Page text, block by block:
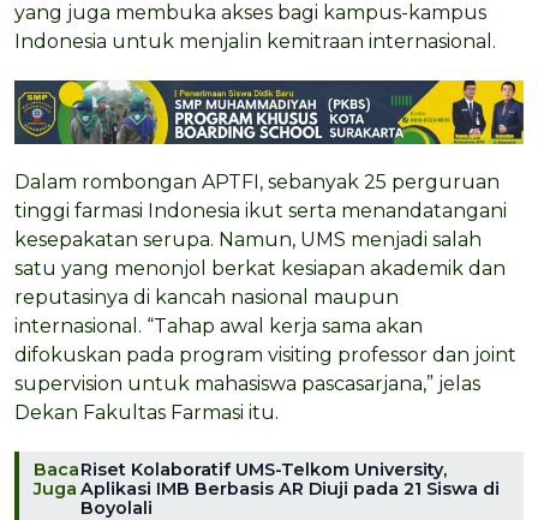
yang juga membuka akses bagi kampus-kampus
Indonesia untuk menjalin kemitraan internasional.
Dalam rombongan APTFI, sebanyak 25 perguruan
tinggi farmasi Indonesia ikut serta menandatangani
kesepakatan serupa. Namun, UMS menjadi salah
satu yang menonjol berkat kesiapan akademik dan
reputasinya di kancah nasional maupun
internasional. “Tahap awal kerja sama akan
difokuskan pada program visiting professor dan joint
supervision untuk mahasiswa pascasarjana,” jelas
Dekan Fakultas Farmasi itu.
Baca
Juga
Riset Kolaboratif UMS-Telkom University,
Aplikasi IMB Berbasis AR Diuji pada 21 Siswa di
Boyolali